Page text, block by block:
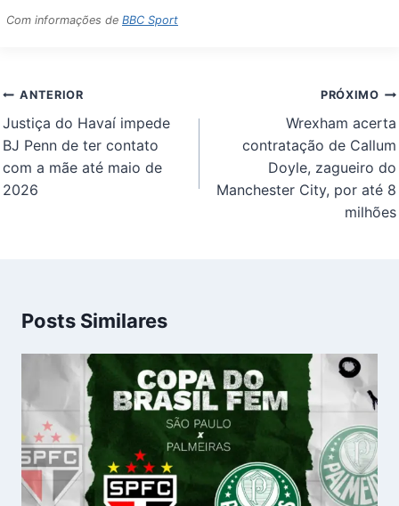
Com informações deBBC Sport
Navegação
de
Post
ANTERIOR
Justiça do Havaí impede
BJ Penn de ter contato
com a mãe até maio de
2026
PRÓXIMO
Wrexham acerta
contratação de Callum
Doyle, zagueiro do
Manchester City, por até 8
milhões
Posts Similares